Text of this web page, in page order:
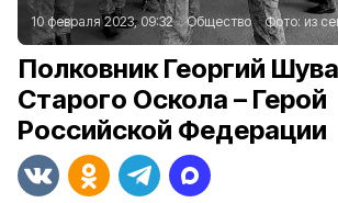
10 февраля 2023, 09:32 Общество Фото: из
Полковник Георгий
Старого Оскола – Герой
Российской Федерации